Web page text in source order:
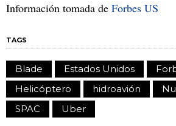
Información tomada de Forbes US
TAGS
Blade Estados Unidos
Helicóptero
hidroavión
SPAC
Uber